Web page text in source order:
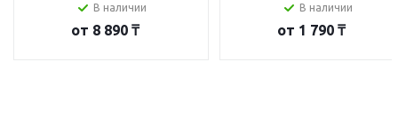
В наличии
от 8 890 ₸
В наличии
от 1 790 ₸